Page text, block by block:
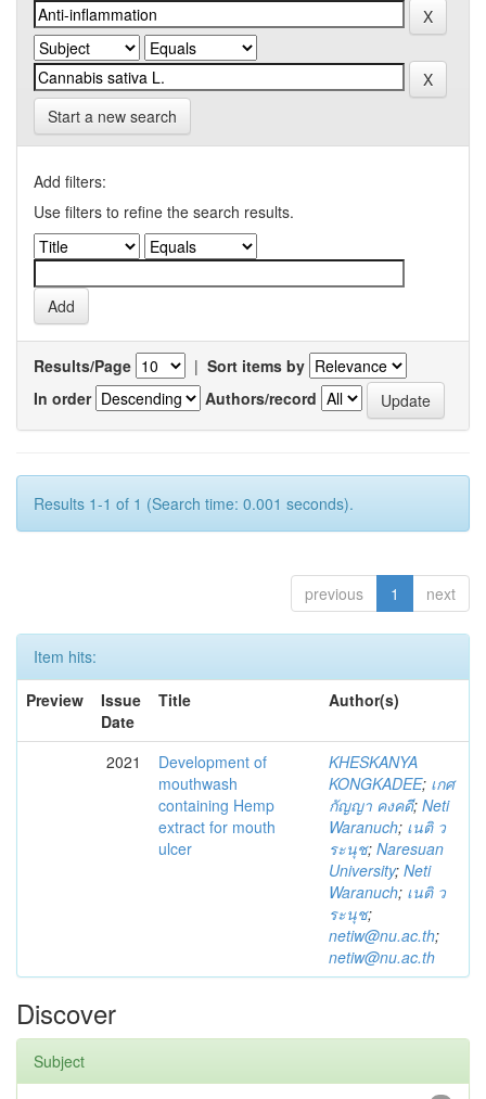
Start a new search
Add filters:
Use filters to refine the search results.
Results/Page | Sort items by
In order
Authors/record
Results 1-1 of 1 (Search time: 0.001 seconds).
previous 1 next
Item hits:
Preview
Issue
Date
Title Author(s)
2021
Development of
mouthwash
containing Hemp
extract for mouth
ulcer
KHESKANYA
KONGKADEE; เกศ
กัญญา คงคดี; Neti
Waranuch; เนติ ว
ระนุช; Naresuan
University; Neti
Waranuch; เนติ ว
ระนุช;
netiw@nu.ac.th;
netiw@nu.ac.th
Discover
Subject